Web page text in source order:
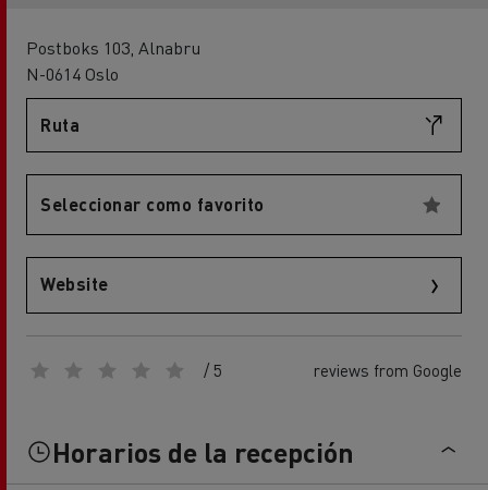
Postboks 103, Alnabru
N-0614 Oslo
Ruta
Seleccionar como favorito
Website
/ 5 reviews from Google
Horarios de la recepción